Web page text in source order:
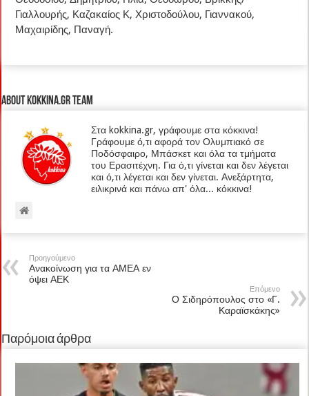
Γιαλλουρής, Καζακαίος Κ, Χριστοδούλου, Γιαννακού,
Μαχαιρίδης, Παναγή.
About kokkina.gr TEAM
Στα kokkina.gr, γράφουμε στα κόκκινα!
Γράφουμε ό,τι αφορά τον Ολυμπιακό σε
Ποδόσφαιρο, Μπάσκετ και όλα τα τμήματα
του Ερασιτέχνη. Για ό,τι γίνεται και δεν λέγεται
και ό,τι λέγεται και δεν γίνεται. Ανεξάρτητα,
ειλικρινά και πάνω απ' όλα... κόκκινα!
Προηγούμενο
Ανακοίνωση για τα ΑΜΕΑ εν
όψει ΑΕΚ
Επόμενο
Ο Σιδηρόπουλος στο «Γ.
Καραϊσκάκης»
Παρόμοια άρθρα